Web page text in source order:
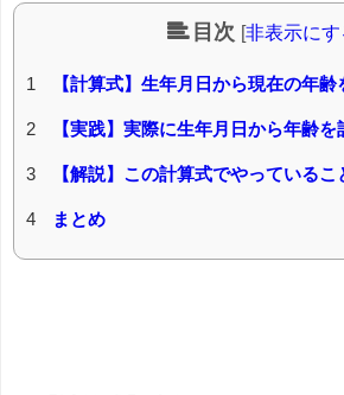
目次 [非表示にす
1 【計算式】生年月日から現在の年齢
2 【実践】実際に生年月日から年齢を
3 【解説】この計算式でやっているこ
4 まとめ